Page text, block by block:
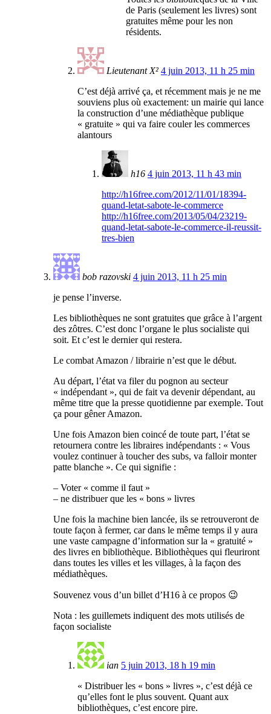
de Paris (seulement les livres) sont
gratuites même pour les non
résidents.
Lieutenant X² 4 juin 2013, 11 h 25 min
C’est déjà arrivé ça, et récemment mais je ne me
souviens plus où exactement: un mairie qui lance
la construction d’une médiathèque publique
« gratuite » qui va faire couler les commerces
alantours
h16 4 juin 2013, 11 h 43 min
http://h16free.com/2012/11/01/18394-
quand-letat-sabote-le-commerce
http://h16free.com/2013/05/04/23219-
quand-letat-sabote-le-commerce-il-reussit-
tres-bien
bob razovski 4 juin 2013, 11 h 25 min
je pense l’inverse.
Les bibliothèques ne sont gratuites que grâce à l’argent
des zôtres. C’est donc l’organe le plus socialiste qui
soit. Et c’est le dernier qui restera.
Le combat Amazon / librairie n’est que le début.
Au départ, l’état va filer du pognon au secteur
« indépendant », qui de fait va devenir dépendant, au
même titre que la presse quotidienne par exemple. Tout
ça pour gêner Amazon.
Une fois Amazon bien coincé de toute part, l’état se
retournera contre les libraires indépendants : « Vous
voulez continuer à toucher des subs, va falloir monter
patte blanche ». Ce qui signifie :
– Voter « comme il faut »
– ne distribuer que les « bons » livres
Une fois la machine bien lancée, ils se retrouveront de
toute façon à fermer, car dans le même temps il y aura
une vaste campagne d’information sur la « gratuité »
des livres en bibliothèque. Bibliothèques qui fleuriront
dans toutes les villes et les villages, à la façon des
médiathèques.
Souvenez vous d’un billet d’H16 à ce propos 😉
Nota : les guillemets indiquent des mots utilisés de
façon socialiste
ian 5 juin 2013, 18 h 19 min
« Distribuer les « bons » livres », c’est déjà ce
qu’elles font le plus souvent. Quant aux
bibliothèques, c’est encore pire.